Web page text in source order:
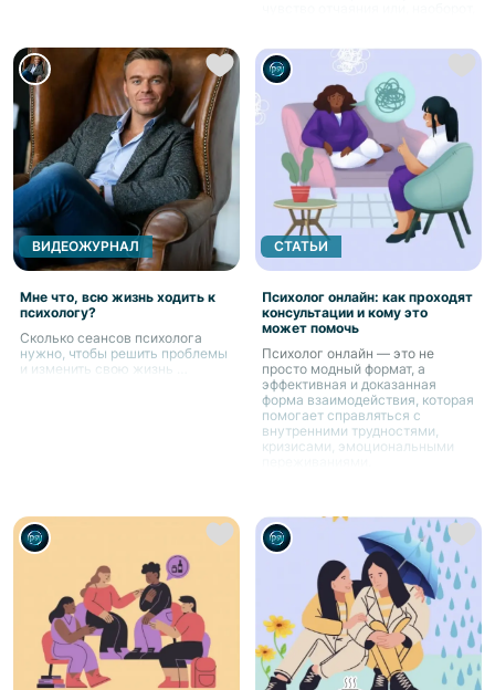
ВИДЕОЖУРНАЛ
Мне что, всю жизнь ходить к
психологу?
Сколько сеансов психолога
нужно, чтобы решить проблемы
и изменить свою жизнь …
СТАТЬИ
Психолог онлайн: как проходят
консультации и кому это
может помочь
Психолог онлайн — это не
просто модный формат, а
эффективная и доказанная
форма взаимодействия, которая
помогает справляться с
внутренними трудностями,
кризисами, эмоциональными